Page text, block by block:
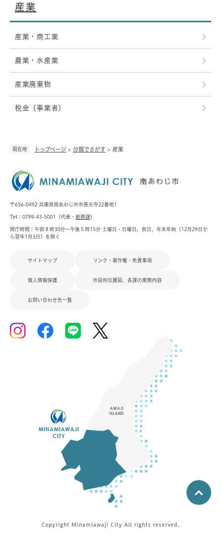
現在地 トップページ > 分類でさがす > 産業
産業
産業・商工業
農業・水産業
産業廃棄物
税金（事業者）
〒656-0492 兵庫県南あわじ市市善光寺22番地1
Tel：0799-43-5001（代表・ 総務課）
開庁時間：午前８時30分～午後５時15分 土曜日・日曜日、祝日、年末年始（12月29日か
ら翌年1月3日）を除く
サイトマップ リンク・著作権・免責事項
個人情報保護 市役所位置図、各課の業務内容
お問い合わせ先一覧
Copyright Minamiawaji City All rights reserved.